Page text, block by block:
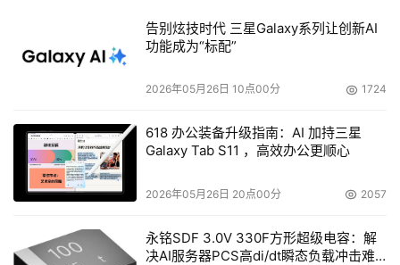
告别炫技时代 三星Galaxy系列让创新AI
功能成为“标配”
2026年05月26日 10点00分 1724
618 办公装备升级指南：AI 加持三星
Galaxy Tab S11 ，高效办公更顺心
2026年05月26日 20点00分 2057
永铭SDF 3.0V 330F方形超级电容：解
决AI服务器PCS高di/dt瞬态负载冲击难